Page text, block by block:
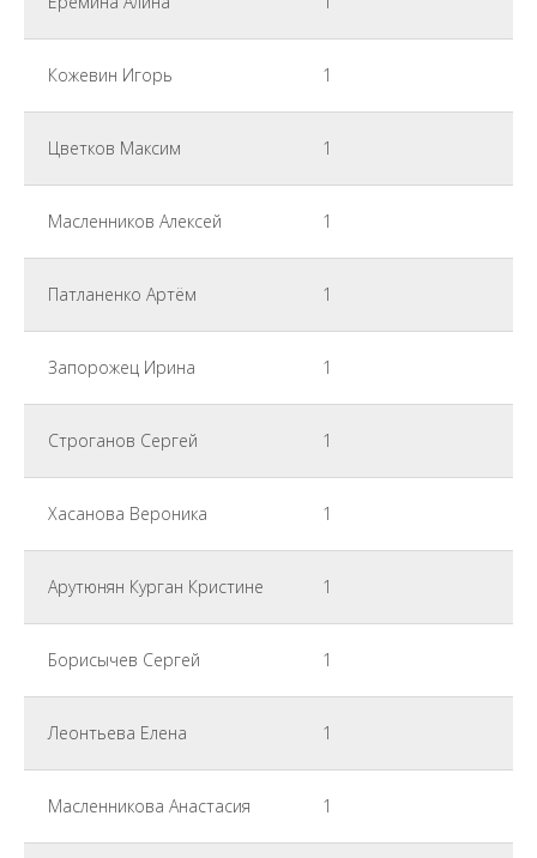
Кожевин Игорь 1
Цветков Максим 1
Масленников Алексей 1
Патланенко Артём 1
Запорожец Ирина 1
Строганов Сергей 1
Хасанова Вероника 1
Арутюнян Курган Кристине 1
Борисычев Сергей 1
Леонтьева Елена 1
Масленникова Анастасия 1